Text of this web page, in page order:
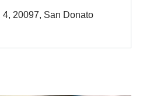
20097, San Donato